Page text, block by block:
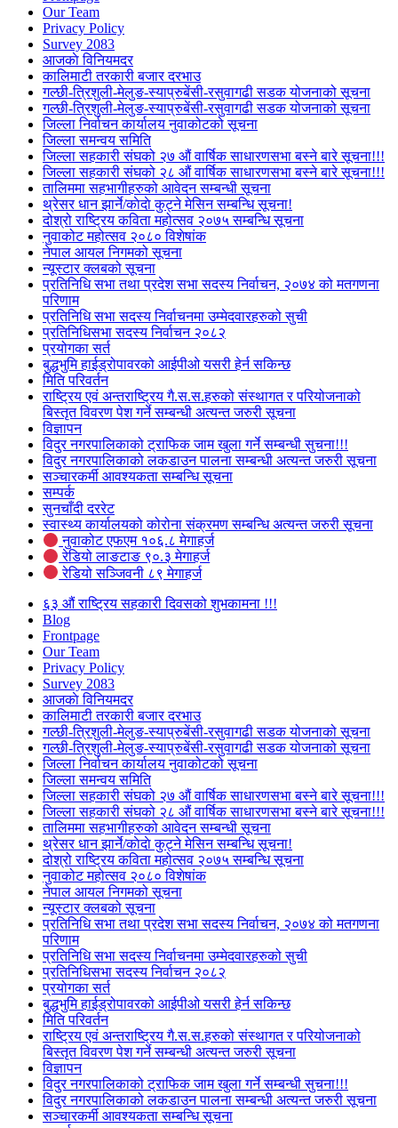
Our Team
Privacy Policy
Survey 2083
आजकाे विनियमदर
कालिमाटी तरकारी बजार दरभाउ
गल्छी-त्रिशुली-मेलुङ-स्याप्रुबेंसी-रसुवागढी सडक योजनाको सूचना
गल्छी-त्रिशुली-मेलुङ-स्याप्रुबेंसी-रसुवागढी सडक योजनाको सूचना
जिल्ला निर्वाचन कार्यालय नुवाकोटको सूचना
जिल्ला समन्वय समिति
जिल्ला सहकारी संघको २७ औं वार्षिक साधारणसभा बस्ने बारे सूचना!!!
जिल्ला सहकारी संघको २८ औं वार्षिक साधारणसभा बस्ने बारे सूचना!!!
तालिममा सहभागीहरुको आवेदन सम्बन्धी सूचना
थ्रेसर धान झार्ने/काेदाे कुट्ने मेसिन सम्बन्धि सूचना!
दोश्रो राष्ट्रिय कविता महोत्सव २०७५ सम्बन्धि सूचना
नुवाकोट महोत्सव २०८० विशेषांक
नेपाल आयल निगमको सूचना
न्यूस्टार क्लबको सूचना
प्रतिनिधि सभा तथा प्रदेश सभा सदस्य निर्वाचन, २०७४ को मतगणना
परिणाम
प्रतिनिधि सभा सदस्य निर्वाचनमा उम्मेदवारहरुको सुची
प्रतिनिधिसभा सदस्य निर्वाचन २०८२
प्रयोगका सर्त
बुद्धभुमि हाईड्रोपावरको आईपीओ यसरी हेर्न सकिन्छ
मिति परिवर्तन
राष्ट्रिय एवं अन्तराष्ट्रिय गै.स.स.हरुको संस्थागत र परियोजनाको
बिस्तृत विवरण पेश गर्ने सम्बन्धी अत्यन्त जरुरी सूचना
विज्ञापन
विदुर नगरपालिकाको ट्राफिक जाम खुला गर्ने सम्बन्धी सुचना!!!
विदुर नगरपालिकाको लकडाउन पालना सम्बन्धी अत्यन्त जरुरी सूचना
सञ्चारकर्मी आवश्यकता सम्बन्धि सूचना
सम्पर्क
सुनचाँदी दररेट
स्वास्थ्य कार्यालयको कोरोना संक्रमण सम्बन्धि अत्यन्त जरुरी सूचना
नुवाकोट एफएम १०६.८ मेगाहर्ज
रेडियो लाङटाङ ९०.३ मेगाहर्ज
रेडियो सञ्जिवनी ८९ मेगाहर्ज
६३ औं राष्ट्रिय सहकारी दिवसको शुभकामना !!!
Blog
Frontpage
Our Team
Privacy Policy
Survey 2083
आजकाे विनियमदर
कालिमाटी तरकारी बजार दरभाउ
गल्छी-त्रिशुली-मेलुङ-स्याप्रुबेंसी-रसुवागढी सडक योजनाको सूचना
गल्छी-त्रिशुली-मेलुङ-स्याप्रुबेंसी-रसुवागढी सडक योजनाको सूचना
जिल्ला निर्वाचन कार्यालय नुवाकोटको सूचना
जिल्ला समन्वय समिति
जिल्ला सहकारी संघको २७ औं वार्षिक साधारणसभा बस्ने बारे सूचना!!!
जिल्ला सहकारी संघको २८ औं वार्षिक साधारणसभा बस्ने बारे सूचना!!!
तालिममा सहभागीहरुको आवेदन सम्बन्धी सूचना
थ्रेसर धान झार्ने/काेदाे कुट्ने मेसिन सम्बन्धि सूचना!
दोश्रो राष्ट्रिय कविता महोत्सव २०७५ सम्बन्धि सूचना
नुवाकोट महोत्सव २०८० विशेषांक
नेपाल आयल निगमको सूचना
न्यूस्टार क्लबको सूचना
प्रतिनिधि सभा तथा प्रदेश सभा सदस्य निर्वाचन, २०७४ को मतगणना
परिणाम
प्रतिनिधि सभा सदस्य निर्वाचनमा उम्मेदवारहरुको सुची
प्रतिनिधिसभा सदस्य निर्वाचन २०८२
प्रयोगका सर्त
बुद्धभुमि हाईड्रोपावरको आईपीओ यसरी हेर्न सकिन्छ
मिति परिवर्तन
राष्ट्रिय एवं अन्तराष्ट्रिय गै.स.स.हरुको संस्थागत र परियोजनाको
बिस्तृत विवरण पेश गर्ने सम्बन्धी अत्यन्त जरुरी सूचना
विज्ञापन
विदुर नगरपालिकाको ट्राफिक जाम खुला गर्ने सम्बन्धी सुचना!!!
विदुर नगरपालिकाको लकडाउन पालना सम्बन्धी अत्यन्त जरुरी सूचना
सञ्चारकर्मी आवश्यकता सम्बन्धि सूचना